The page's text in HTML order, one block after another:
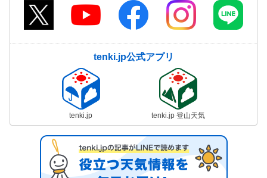
tenki.jp公式アプリ
tenki.jp tenki.jp 登山天気